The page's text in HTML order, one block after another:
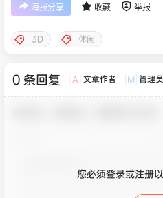
海报分享 收藏 举报
3D 休闲
0 条回复 A 文章作者 M 管理员
您必须登录或注册